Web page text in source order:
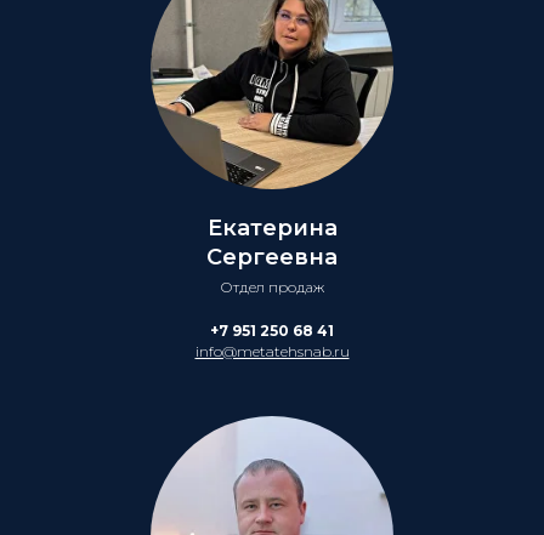
Екатерина
Сергеевна
Отдел продаж
+7 951 250 68 41
info@metatehsnab.ru